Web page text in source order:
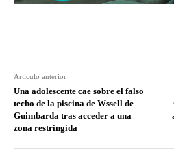
Artículo anterior
Una adolescente cae sobre el falso
techo de la piscina de Wssell de
Guimbarda tras acceder a una
zona restringida